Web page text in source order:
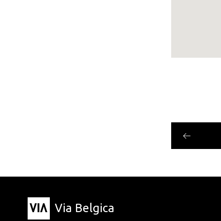
Via Belgica